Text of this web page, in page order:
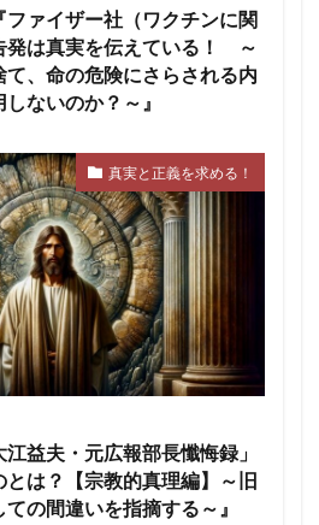
ファイザー社（ワクチンに関
発は真実を伝えている！ ～
、命の危険にさらされる内
ないのか？～』
真実と正義を求める！
益夫・元広報部長懺悔録」
は？【宗教的真理編】～旧
の間違いを指摘する～』